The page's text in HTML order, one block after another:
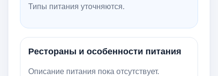
Типы питания уточняются.
Рестораны и особенности питания
Описание питания пока отсутствует.